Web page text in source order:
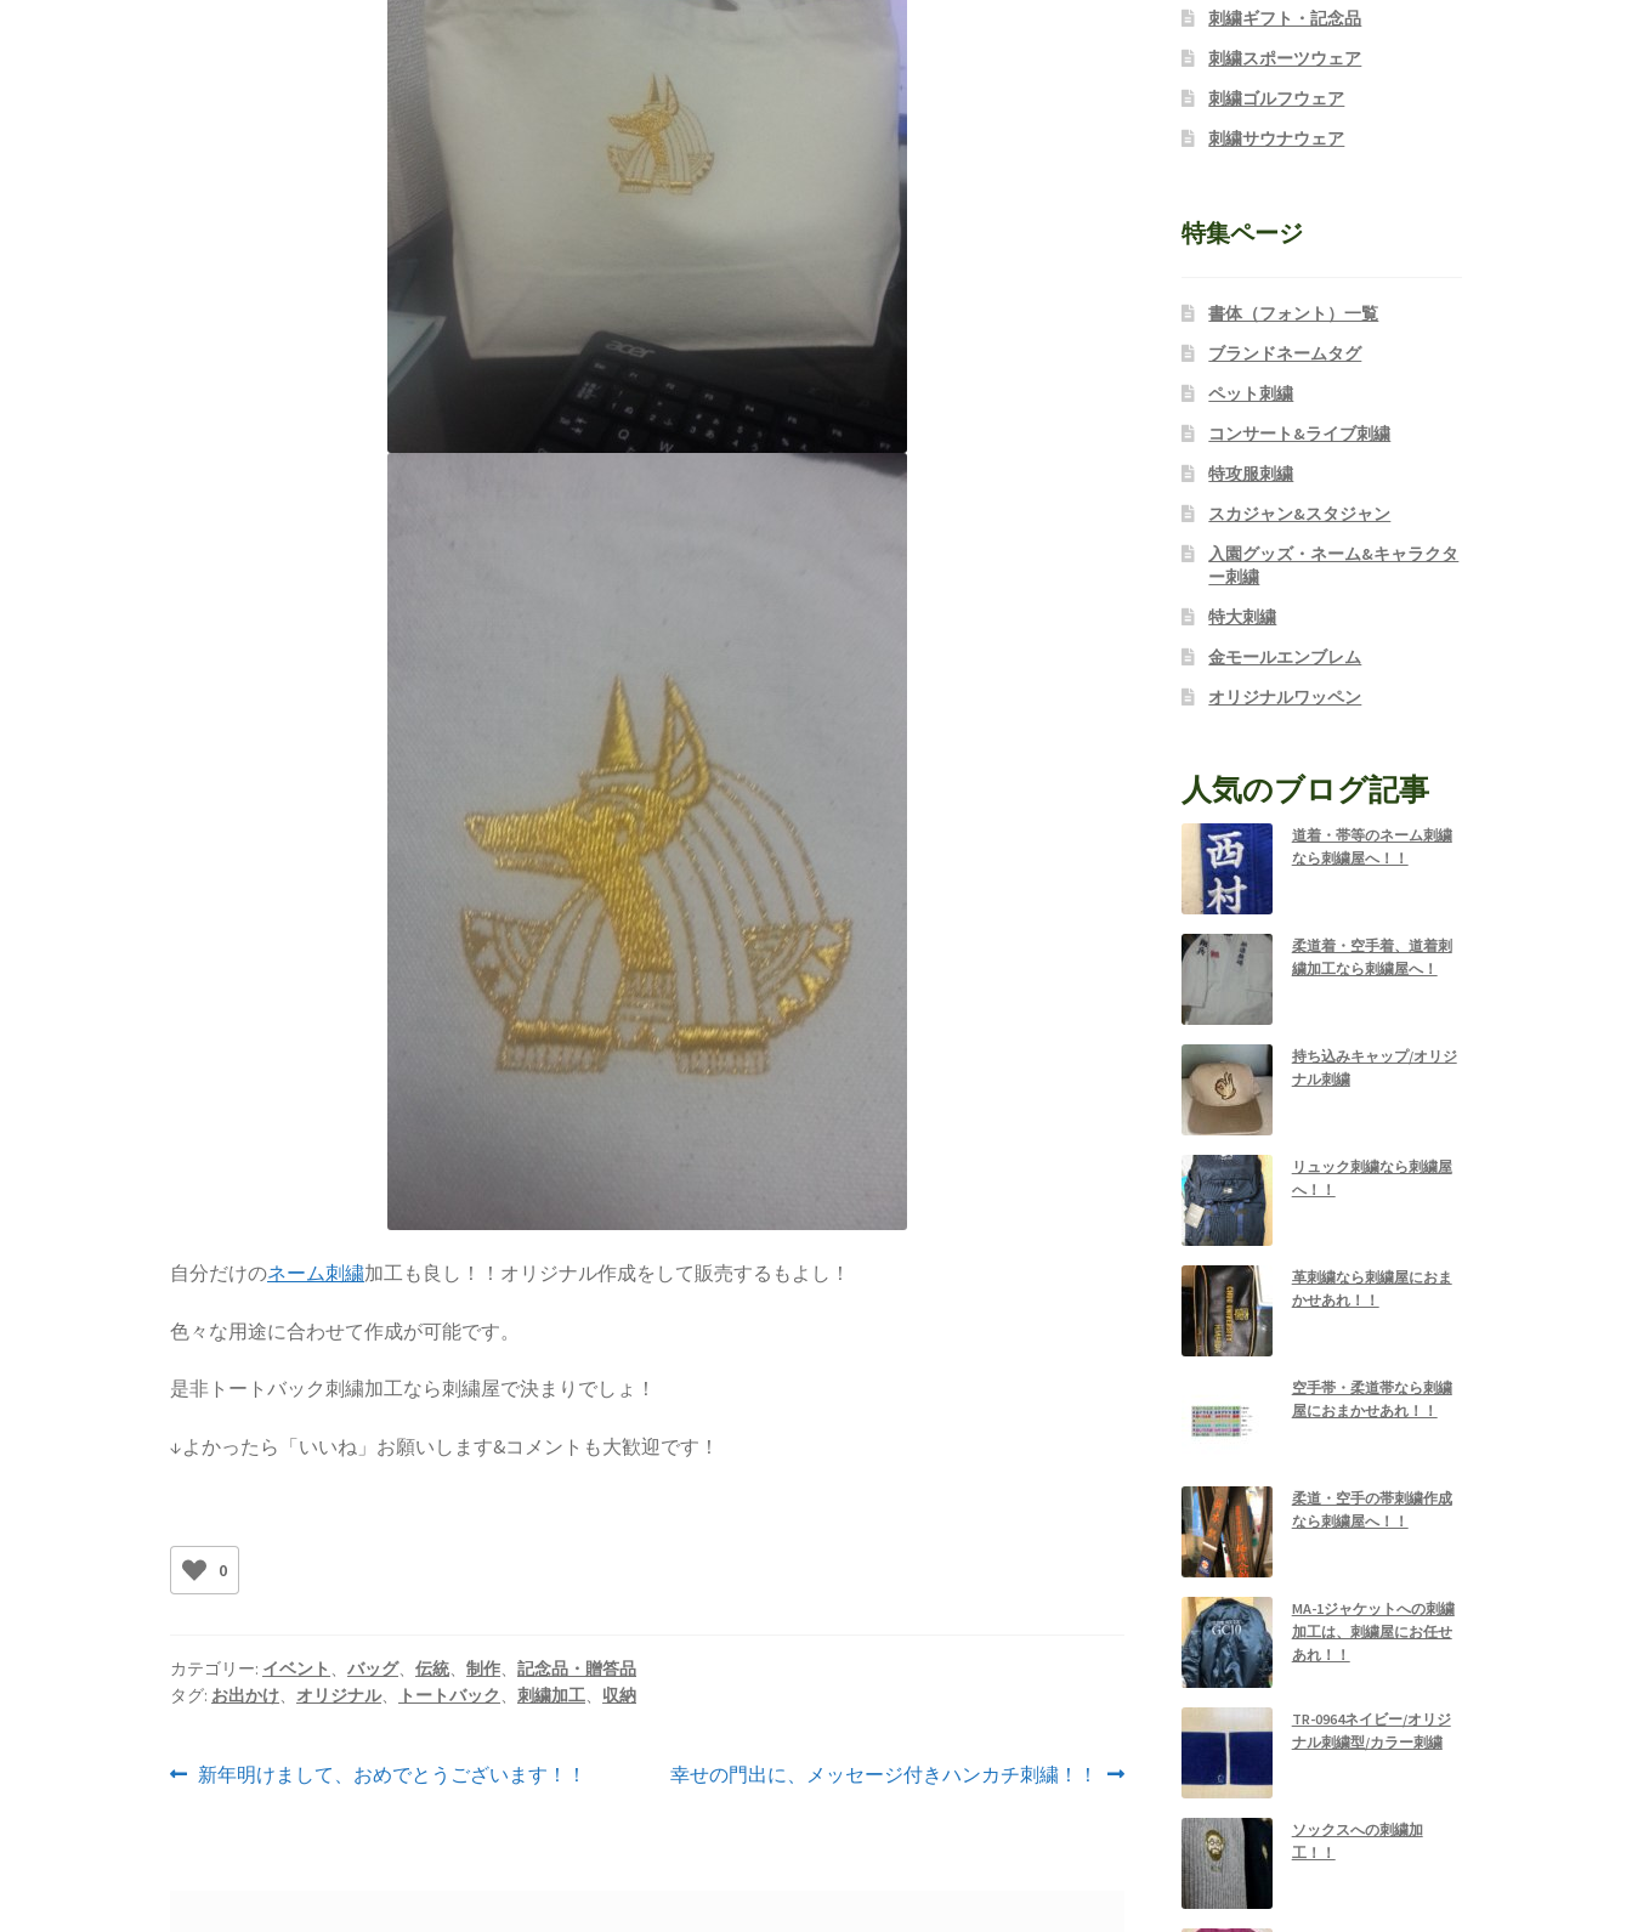
自分だけのネーム刺繍加工も良し！！オリジナル作成をして販売するもよし！
色々な用途に合わせて作成が可能です。
是非トートバック刺繍加工なら刺繍屋で決まりでしょ！
↓よかったら「いいね」お願いします&コメントも大歓迎です！
0
カテゴリー: イベント 、バッグ、伝統、制作、記念品・贈答品
タグ: お出かけ、 オリジナル、 トートバック 、刺繍加工、 収納
投前
新年明けまして、おめでとうございます！！
次
幸せの門出に、メッセージ付きハンカチ刺繍！！
刺繍ギフト・記念品
刺繍スポーツウェア
刺繍ゴルフウェア
刺繍サウナウェア
特集ページ
書体（フォント）一覧
ブランドネームタグ
ペット刺繍
コンサート&ライブ刺繍
特攻服刺繍
スカジャン&スタジャン
入園グッズ・ネーム&キャラクタ
ー刺繍
特大刺繍
金モールエンブレム
オリジナルワッペン
人気のブログ記事
道着・帯等のネーム刺繍
なら刺繍屋へ！！
柔道着・空手着、道着刺
繍加工なら刺繍屋へ！
持ち込みキャップ/オリジ
ナル刺繍
リュック刺繍なら刺繍屋
へ！！
革刺繍なら刺繍屋におま
かせあれ！！
空手帯・柔道帯なら刺繍
屋におまかせあれ！！
柔道・空手の帯刺繍作成
なら刺繍屋へ！！
MA-1ジャケットへの刺繍
加工は、刺繍屋にお任せ
あれ！！
TR-0964ネイビー/オリジ
ナル刺繍型/カラー刺繍
ソックスへの刺繍加
工！！